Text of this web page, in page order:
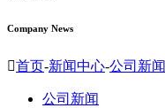
Company News
首页-新闻中心-公司新闻
公司新闻